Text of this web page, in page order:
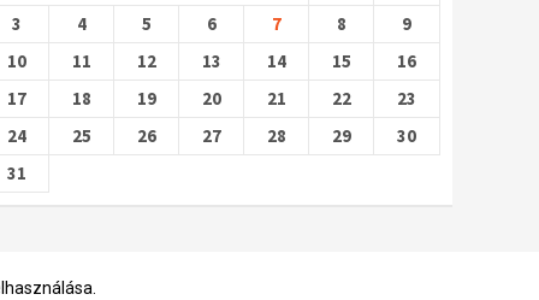
3
4 5 6 7 8
9
10
11 12 13 14 15
16
17
18 19 20 21 22
23
24
25 26 27 28 29
30
31